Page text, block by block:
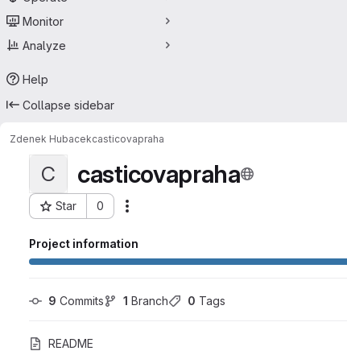
Monitor
Analyze
Help
Collapse sidebar
Zdenek Hubacekcasticovapraha
C casticovapraha
Star 0
Project ID: 650
Project information
9 Commits 1 Branch 0 Tags
README